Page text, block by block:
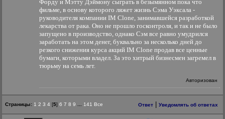
Форду и Мэтту Дэймону сыграть в безымянном пока что
фильме, в основу которого ляжет жизнь Сэма Уэксала -
руководителя компании IM Clone, занимавшейся разработкой
лекарства от рака. Оно не прошло госконтроля, и так и не было
запущено в производство, однако Сэм все равно умудрился
заработать на этом денег, буквально за несколько дней до
резкого снижения курса акций IM Clone продав все ценные
бумаги, которыми владел. За это хитрый бизнесмен загремел в
тюрьму на семь лет.
Авторизован
Страницы: 1 2 3 4 [5] 6 7 8 9 141 Все Ответ Уведомлять об ответах